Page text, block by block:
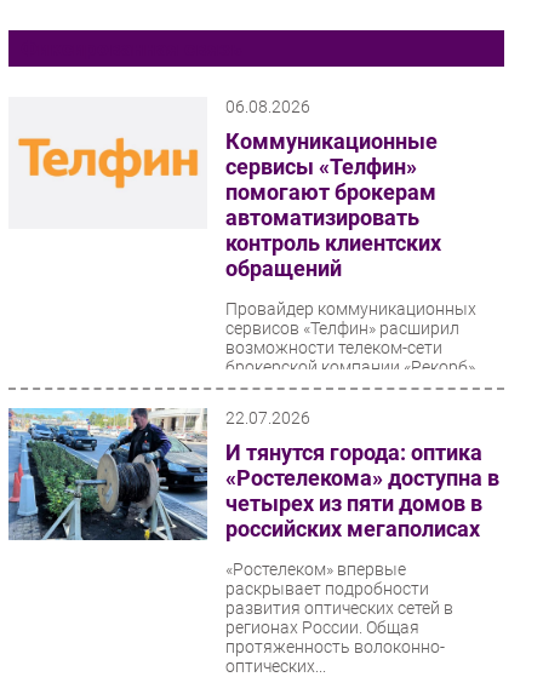
Импорто­замещение
Автоматизация Промышленности
Мобильная связь
Фиксированная связь
Outsourcing
Кадры
Регулирование
Финансы
06.08.2026
Коммуникационные
сервисы «Телфин»
помогают брокерам
автоматизировать
контроль клиентских
обращений
Провайдер коммуникационных
сервисов «Телфин» расширил
возможности телеком-сети
брокерской компании «Рекорб».
Благодаря пулу многоканальных...
22.07.2026
И тянутся города: оптика
«Ростелекома» доступна в
четырех из пяти домов в
российских мегаполисах
«Ростелеком» впервые
раскрывает подробности
развития оптических сетей в
регионах России. Общая
протяженность волоконно-
оптических...